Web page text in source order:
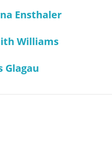
Ensthaler
Williams
Glagau